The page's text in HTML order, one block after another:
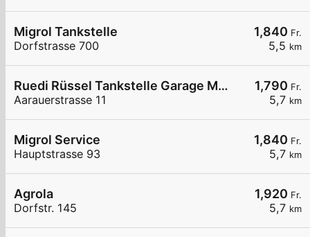
1,840 Fr.
5,5 km
Migrol Tankstelle
Dorfstrasse 700
1,790 Fr.
5,7 km
Ruedi Rüssel Tankstelle Garage M. Marano AG
Aarauerstrasse 11
1,840 Fr.
5,7 km
Migrol Service
Hauptstrasse 93
1,920 Fr.
5,7 km
Agrola
Dorfstr. 145